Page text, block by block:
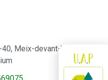
Meix-devant-Virton,